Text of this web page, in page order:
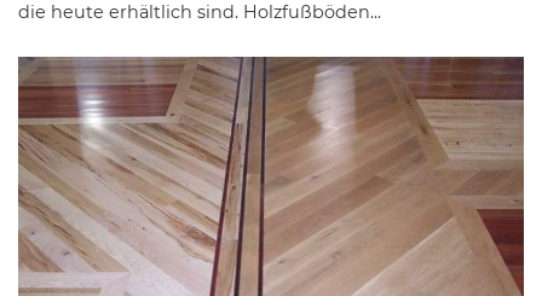
die heute erhältlich sind. Holzfußböden...